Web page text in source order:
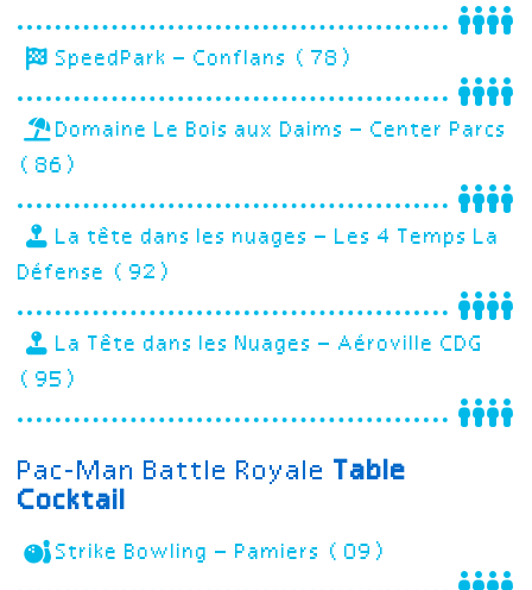
SpeedPark – Conflans (78)
Domaine Le Bois aux Daims – Center Parcs
(86)
La tête dans les nuages – Les 4 Temps La
Défense (92)
La Tête dans les Nuages – Aéroville CDG
(95)
Pac-Man Battle Royale Table
Cocktail
Strike Bowling – Pamiers (09)